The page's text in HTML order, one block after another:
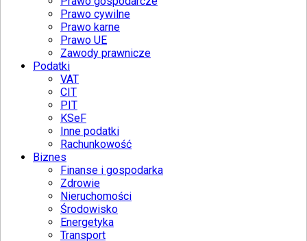
Prawo cywilne
Prawo karne
Prawo UE
Zawody prawnicze
Podatki
VAT
CIT
PIT
KSeF
Inne podatki
Rachunkowość
Biznes
Finanse i gospodarka
Zdrowie
Nieruchomości
Środowisko
Energetyka
Transport